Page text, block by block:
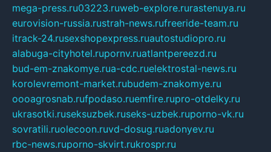
mega-press.ru03223.ruweb-explore.rurastenuya.ru
eurovision-russia.rustrah-news.rufreeride-team.ru
itrack-24.rusexshopexpress.ruautostudiopro.ru
alabuga-cityhotel.rupornv.ruatlantpereezd.ru
bud-em-znakomye.rua-cdc.ruelektrostal-news.ru
korolevremont-market.rubudem-znakomye.ru
oooagrosnab.rufpodaso.ruemfire.rupro-otdelky.ru
ukrasotki.ruseksuzbek.ruseks-uzbek.ruporno-vk.ru
sovratili.ruolecoon.ruvd-dosug.ruadonyev.ru
rbc-news.ruporno-skvirt.rukrospr.ru